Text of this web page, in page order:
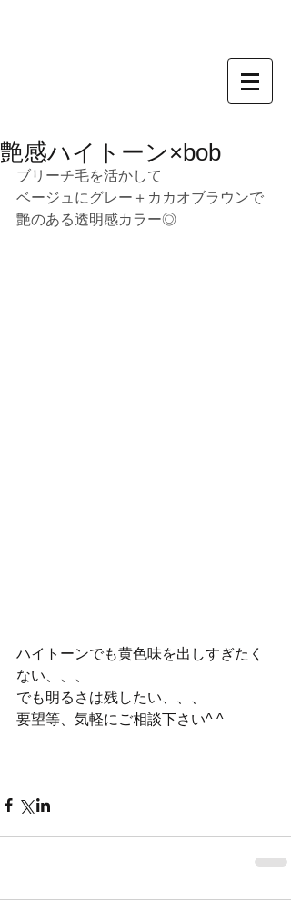
艶感ハイトーン×bob
ブリーチ毛を活かして
ベージュにグレー＋カカオブラウンで
艶のある透明感カラー◎
ハイトーンでも黄色味を出しすぎたく
ない、、、
でも明るさは残したい、、、
要望等、気軽にご相談下さい^ ^